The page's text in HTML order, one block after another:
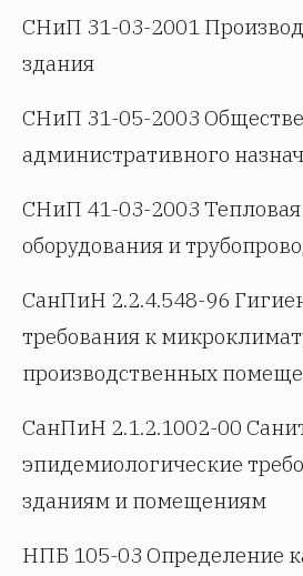
СНиП 31-03-2001
здания
СНиП 31-05-2003
административного
СНиП 41-03-2003
оборудования и
СанПиН 2.2.4.548-96
требования к
производственных
СанПиН 2.1.2.1002-00
эпидемиологические
зданиям и помещениям
НПБ 105-03 Определение